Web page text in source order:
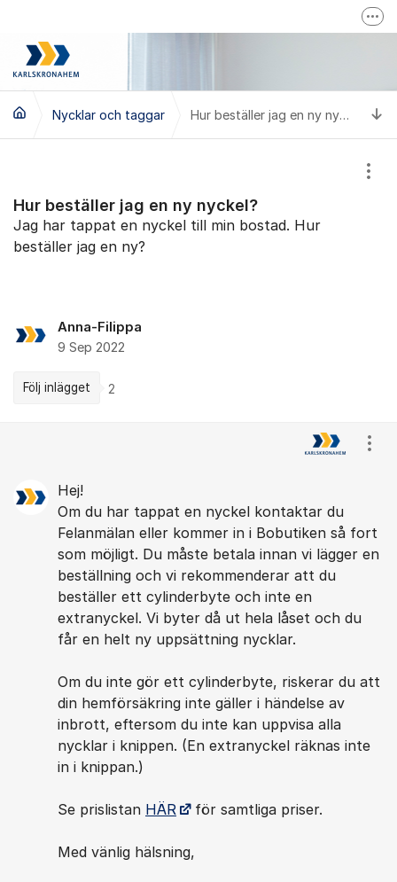
Nycklar och taggar Hur beställer jag en ny nyckel?
Hur beställer jag en ny nyckel?
Jag har tappat en nyckel till min bostad. Hur
beställer jag en ny?
Anna-Filippa
9 Sep 2022
Följ inlägget 2
Hej!
Om du har tappat en nyckel kontaktar du
Felanmälan eller kommer in i Bobutiken så fort
som möjligt. Du måste betala innan vi lägger en
beställning och vi rekommenderar att du
beställer ett cylinderbyte och inte en
extranyckel. Vi byter då ut hela låset och du
får en helt ny uppsättning nycklar.
Om du inte gör ett cylinderbyte, riskerar du att
din hemförsäkring inte gäller i händelse av
inbrott, eftersom du inte kan uppvisa alla
nycklar i knippen. (En extranyckel räknas inte
in i knippan.)
Se prislistan HÄR för samtliga priser.
Med vänlig hälsning,